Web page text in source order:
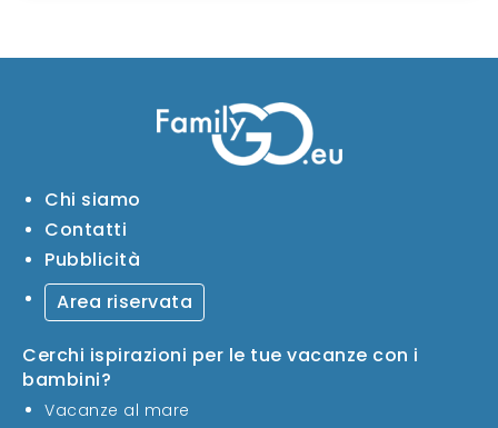
Chi siamo
Contatti
Pubblicità
Area riservata
Cerchi ispirazioni per le tue vacanze con i
bambini?
Vacanze al mare